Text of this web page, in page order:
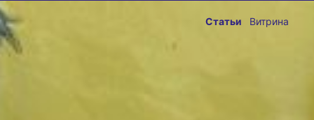
12 февраля 2025 г., 15:15
Для
влюблённых
Статьи Витрина